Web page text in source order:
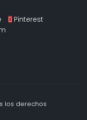
Pinterest
los derechos